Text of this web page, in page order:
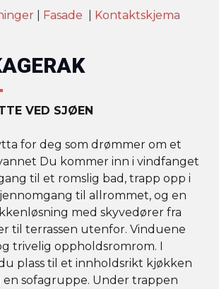
Fasade Kontaktskjema
VED SJØEN
for deg som drømmer om et
Du kommer inn i vindfanget
til et romslig bad, trapp opp i
til allrommet, og en
med skyvedører fra
til terrassen utenfor. Vinduene
trivelig oppholdsromrom. I
plass til et innholdsrikt kjøkken
en sofagruppe. Under trappen